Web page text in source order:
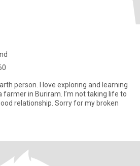
person. I love exploring and learning
farmer in Buriram. I’m not taking life to
relationship. Sorry for my broken